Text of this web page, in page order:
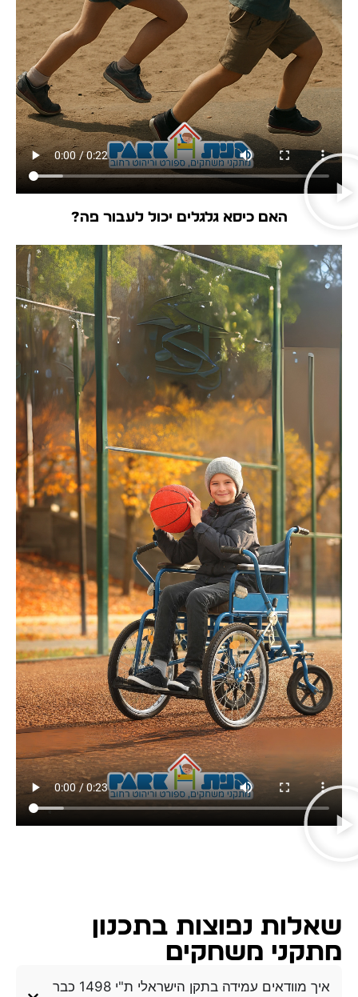
האם כיסא גלגלים יכול לעבור פה?
שאלות נפוצות בתכנון
מתקני משחקים
איך מוודאים עמידה בתקן הישראלי ת"י 1498 כבר